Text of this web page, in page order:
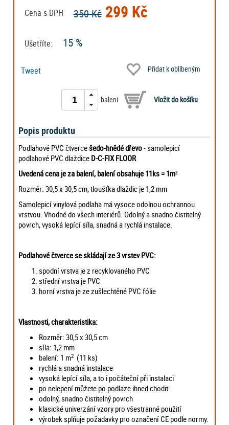
Cena s DPH 350 Kč299 Kč
Ušetříte: 15 %
Tweet Přidat k oblíbeným
balení
Popis produktu
Podlahové PVC čtvercešedo-hnědé dřevo- samolepicí
podlahové PVC dlaždice D-C-FIX FLOOR
Uvedená cena je za balení, balení obsahuje 11ks = 1m²
Rozměr: 30,5 x 30,5 cm, tloušťka dlaždic je 1,2 mm
Samolepicí vinylová podlaha má vysoce odolnou ochrannou
vrstvou. Vhodné do všech interiérů. Odolný a snadno čistitelný
povrch, vysoká lepící síla, snadná a rychlá instalace.
Podlahové čtverce se skládají ze 3 vrstev PVC:
spodní vrstva je z recyklovaného PVC
střední vrstva je PVC
horní vrstva je ze zušlechtěné PVC fólie
Vlastnosti, charakteristika:
Rozměr: 30,5 x 30,5 cm
síla: 1,2 mm
balení: 1 m2 (11 ks)
rychlá a snadná instalace
vysoká lepící síla, a to i počáteční při instalaci
po nelepení můžete po podlaze ihned chodit
odolný, snadno čistitelný povrch
klasické univerzání vzory pro všestranné použití
výrobek splňuje požadavky pro označení CE podle normy.